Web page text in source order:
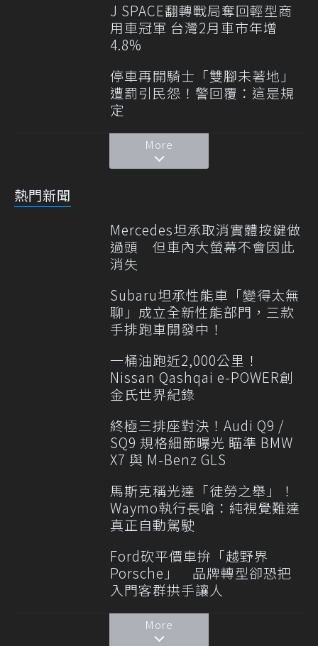
J SPACE翻轉戰局奪回輕型商
用車冠軍 台灣2月車市年增
4.8%
停車再開騎士「雙腳未著地」
遭罰引民怨！警回覆：這是規
定
More
熱門新聞
Mercedes坦承取消實體按鍵做
過頭 但車內大螢幕不會因此
消失
Subaru坦承性能車「變得太無
聊」成立全新性能部門，三款
手排跑車開發中！
一桶油跑近2,000公里！
Nissan Qashqai e-POWER創
金氏世界紀錄
終極三排座對決！Audi Q9 /
SQ9 規格細節曝光 瞄準 BMW
X7 與 M-Benz GLS
馬斯克稱光達「徒勞之舉」！
Waymo執行長嗆：純視覺難達
真正自動駕駛
Ford砍平價車拚「越野界
Porsche」 品牌轉型卻恐把
入門客群拱手讓人
More